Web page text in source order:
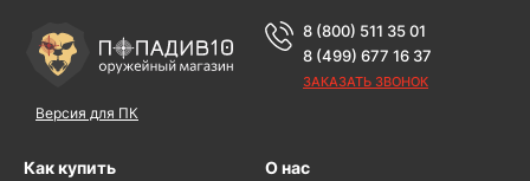
Версия для ПК
8 (800) 511 35 01
8 (499) 677 16 37
ЗАКАЗАТЬ ЗВОНОК
Как купить О нас